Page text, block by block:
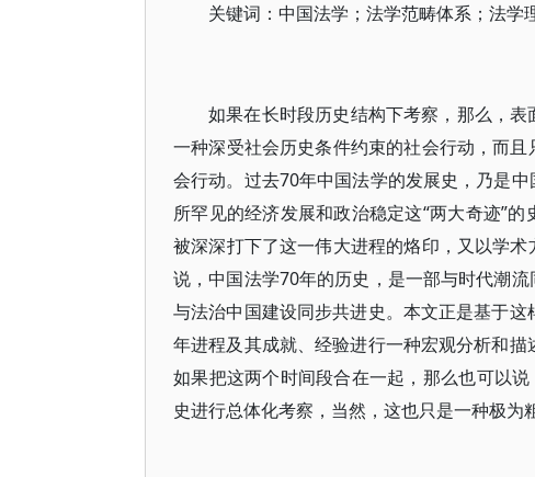
关键词：中国法学；法学范畴体系；法
如果在长时段历史结构下考察，那么，
一种深受社会历史条件约束的社会行动，而
会行动。过去70年中国法学的发展史，乃是
所罕见的经济发展和政治稳定这“两大奇迹”
被深深打下了这一伟大进程的烙印，又以学
说，中国法学70年的历史，是一部与时代潮
与法治中国建设同步共进史。本文正是基于
年进程及其成就、经验进行一种宏观分析和描
如果把这两个时间段合在一起，那么也可以
史进行总体化考察，当然，这也只是一种极为